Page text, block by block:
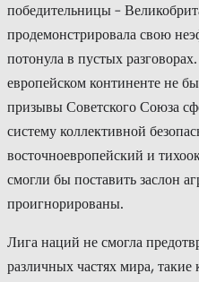
победительницы –
продемонстрировала свою
потонула в пустых
европейском континенте не
призывы Советского Союза
систему коллективной
восточноевропейский и
смогли бы поставить заслон
проигнорированы.
Лига наций не смогла
различных частях мира,